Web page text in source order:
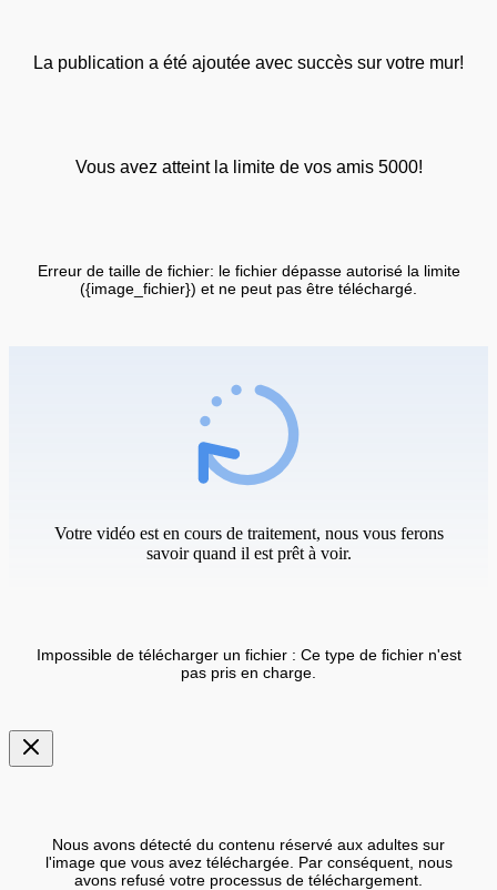
La publication a été ajoutée avec succès sur votre mur!
Vous avez atteint la limite de vos amis 5000!
Erreur de taille de fichier: le fichier dépasse autorisé la limite
({image_fichier}) et ne peut pas être téléchargé.
Votre vidéo est en cours de traitement, nous vous ferons
savoir quand il est prêt à voir.
Impossible de télécharger un fichier : Ce type de fichier n'est
pas pris en charge.
Nous avons détecté du contenu réservé aux adultes sur
l'image que vous avez téléchargée. Par conséquent, nous
avons refusé votre processus de téléchargement.